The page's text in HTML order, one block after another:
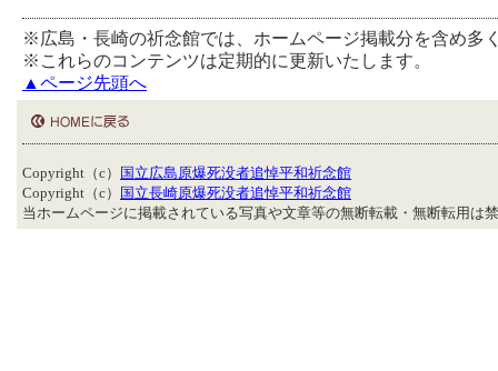
※広島・長崎の祈念館では、ホームページ掲載分を含め多
※これらのコンテンツは定期的に更新いたします。
▲ページ先頭へ
Copyright（c）
国立広島原爆死没者追悼平和祈念館
Copyright（c）
国立長崎原爆死没者追悼平和祈念館
当ホームページに掲載されている写真や文章等の無断転載・無断転用は